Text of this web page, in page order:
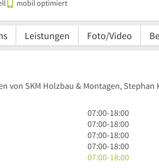
mobil optimiert
Leistungen Foto/Video
von SKM Holzbau & Montagen,
7
Uhr
bis
18
Uhr
07:00-18:00
7
Uhr
bis
18
07:00-18:00
7
Uhr
bis
07:00-18:00
7
Uhr
07:00-18:00
7
07:00-18:00